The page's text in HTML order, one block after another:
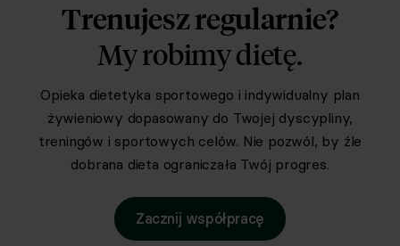
Trenujesz regularnie?
My robimy dietę.
Opieka dietetyka sportowego i indywidualny plan
żywieniowy dopasowany do Twojej dyscypliny,
treningów i sportowych celów. Nie pozwól, by źle
dobrana dieta ograniczała Twój progres.
Zacznij współpracę